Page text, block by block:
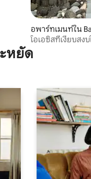
อพาร์ทเมนท์ใน
โอเอซิสที่เงียบสงบ
หยัด